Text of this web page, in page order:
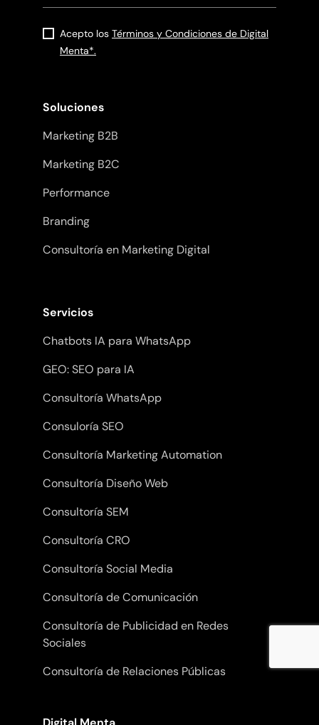
Acepto los Términos y Condiciones de Digital
Menta*.
Soluciones
Marketing B2B
Marketing B2C
Performance
Branding
Consultoría en Marketing Digital
Servicios
Chatbots IA para WhatsApp
GEO: SEO para IA
Consultoría WhatsApp
Consuloría SEO
Consultoría Marketing Automation
Consultoría Diseño Web
Consultoría SEM
Consultoría CRO
Consultoría Social Media
Consultoría de Comunicación
Consultoría de Publicidad en Redes
Sociales
Consultoría de Relaciones Públicas